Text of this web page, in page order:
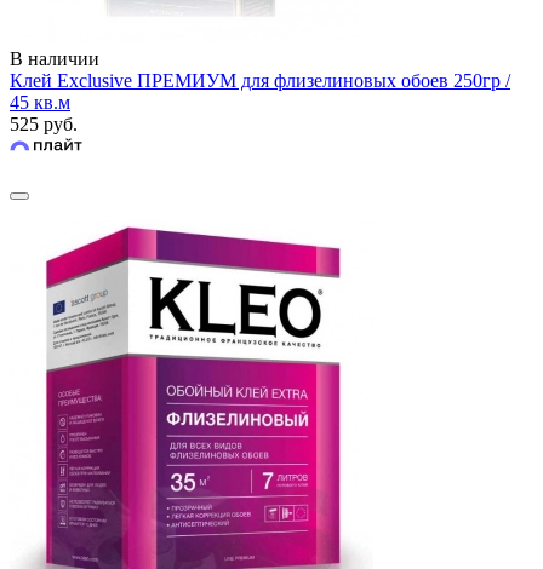
В наличии
Клей Exclusive ПРЕМИУМ для флизелиновых обоев 250гр /
45 кв.м
525 руб.